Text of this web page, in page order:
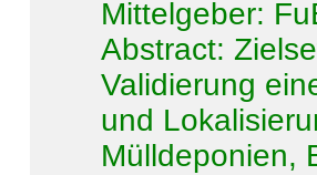
Mittelgeber:
Abstract:
Validierung
und
Mülldeponien,